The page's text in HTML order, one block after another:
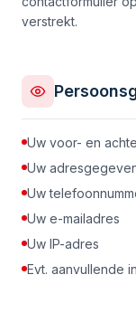
verstrekt.
Uw voor- en
Uw
Uw
Uw e-mailadres
Uw IP-adres
Evt. aanvullende